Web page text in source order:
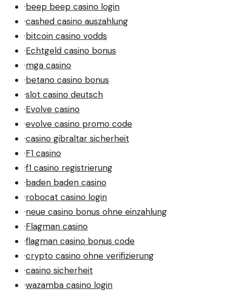
·beep beep casino login
·cashed casino auszahlung
·bitcoin casino vodds
·Echtgeld casino bonus
·mga casino
·betano casino bonus
·slot casino deutsch
·Evolve casino
·evolve casino promo code
·casino gibraltar sicherheit
·F1 casino
·f1 casino registrierung
·baden baden casino
·robocat casino login
·neue casino bonus ohne einzahlung
·Flagman casino
·flagman casino bonus code
·crypto casino ohne verifizierung
·casino sicherheit
·wazamba casino login